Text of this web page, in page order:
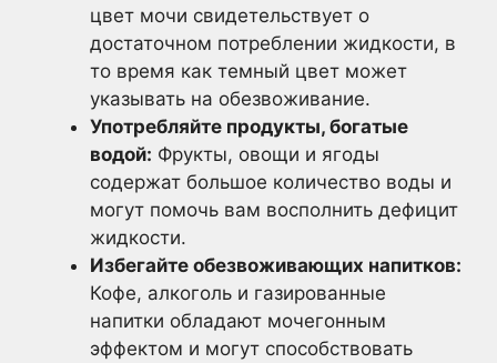
цвет мочи свидетельствует о
достаточном потреблении жидкости, в
то время как темный цвет может
указывать на обезвоживание.
Употребляйте продукты, богатые
водой: Фрукты, овощи и ягоды
содержат большое количество воды и
могут помочь вам восполнить дефицит
жидкости.
Избегайте обезвоживающих напитков:
Кофе, алкоголь и газированные
напитки обладают мочегонным
эффектом и могут способствовать